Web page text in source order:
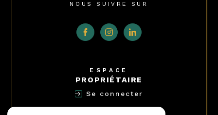
NOUS SUIVRE SUR
ESPACE
PROPRIÉTAIRE
Se connecter